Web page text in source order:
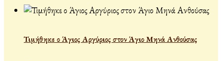
Τιμήθηκε ο Άγιος Αργύριος στον Άγιο Μηνά Ανθούσας